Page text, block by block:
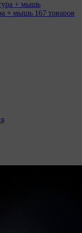
+ мышь 167 товаров